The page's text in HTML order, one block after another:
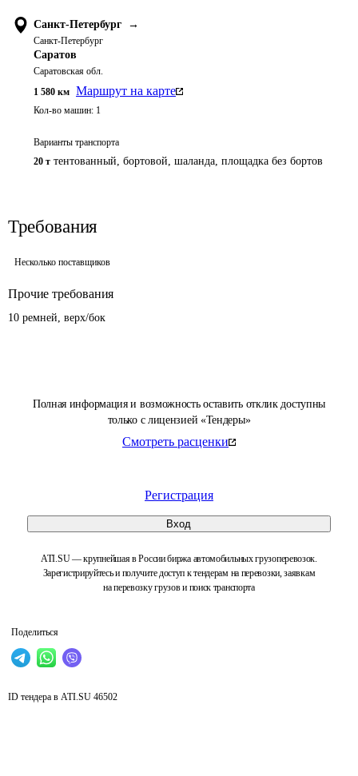
Полная информация и возможность оставить отклик доступны
только с лицензией «Тендеры»
Смотреть расценки
Регистрация
Вход
ATI.SU — крупнейшая в России биржа автомобильных грузоперевозок.
Зарегистрируйтесь и получите доступ к тендерам на перевозки, заявкам
на перевозку грузов и поиск транспорта
Поделиться
Санкт-Петербург →
Санкт-Петербург
Саратов
Саратовская обл.
1 580 км Маршрут на карте
Кол-во машин: 1
Варианты транспорта
20 т тентованный, бортовой, шаланда, площадка без бортов
Требования
Несколько поставщиков
Прочие требования
10 ремней, верх/бок
ID тендера в ATI.SU 46502